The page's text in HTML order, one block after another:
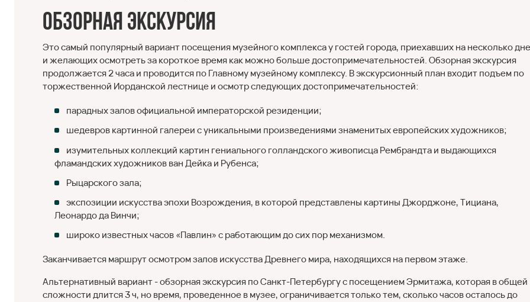
Обзорная экскурсия
Это самый популярный вариант посещения музейного комплекса у гостей города, приехавших на несколько
и желающих осмотреть за короткое время как можно больше достопримечательностей. Обзорная экскурсия
продолжается 2 часа и проводится по Главному музейному комплексу. В экскурсионный план входит подъем по
торжественной Иорданской лестнице и осмотр следующих достопримечательностей:
парадных залов официальной императорской резиденции;
шедевров картинной галереи с уникальными произведениями знаменитых европейских художников;
изумительных коллекций картин гениального голландского живописца Рембрандта и выдающихся
фламандских художников ван Дейка и Рубенса;
Рыцарского зала;
экспозиции искусства эпохи Возрождения, в которой представлены картины Джорджоне, Тициана,
Леонардо да Винчи;
широко известных часов «Павлин» с работающим до сих пор механизмом.
Заканчивается маршрут осмотром залов искусства Древнего мира, находящихся на первом этаже.
Альтернативный вариант - обзорная экскурсия по Санкт-Петербургу с посещением Эрмитажа, которая в общей
сложности длится 3 ч, но время, проведенное в музее, ограничивается только тем, сколько часов осталось до